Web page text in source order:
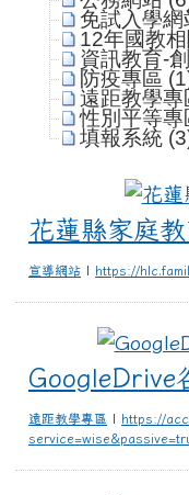
免試入學網
12年國教
資訊教育-
防疫專區
遠距教學專
性別平等專
填報系統
花蓮縣家庭
宣導網站 | https://
GoogleDrive
遠距教學專區 | https://